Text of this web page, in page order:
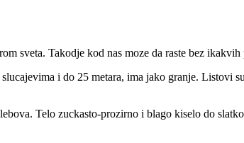
sveta. Takodje kod nas moze da raste bez ikakvih
i do 25 metara, ima jako granje. Listovi
Telo zuckasto-prozirno i blago kiselo do